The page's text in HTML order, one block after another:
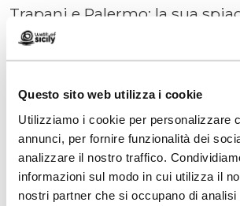
Questo sito web utilizza i cookie
Utilizziamo i cookie per personalizzare
annunci, per fornire funzionalità dei
analizzare il nostro traffico.
informazioni sul modo in cui utilizza il
nostri partner che si occupano di analisi
Trapani e Palermo; la sua
estende, ad arco, per tutta la
paese e più in fondo ad est si
Breakfast Chiedi La Luna.
Arredato in stile moderno,...